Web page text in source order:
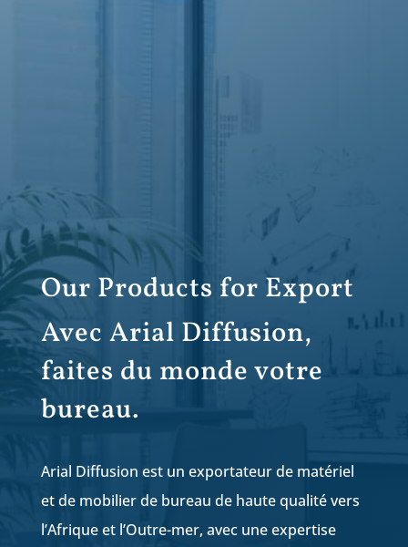
Our Products for Export
Avec Arial Diffusion,
faites du monde votre
bureau.
Arial Diffusion est un exportateur de matériel
et de mobilier de bureau de haute qualité vers
l’Afrique et l’Outre-mer, avec une expertise